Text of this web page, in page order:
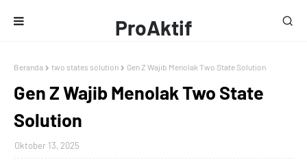
ProAktif
Media
Beranda two states solution Gen Z Wajib Menolak Two State Solution
Gen Z Wajib Menolak Two State
Solution
Oktober 13, 2025